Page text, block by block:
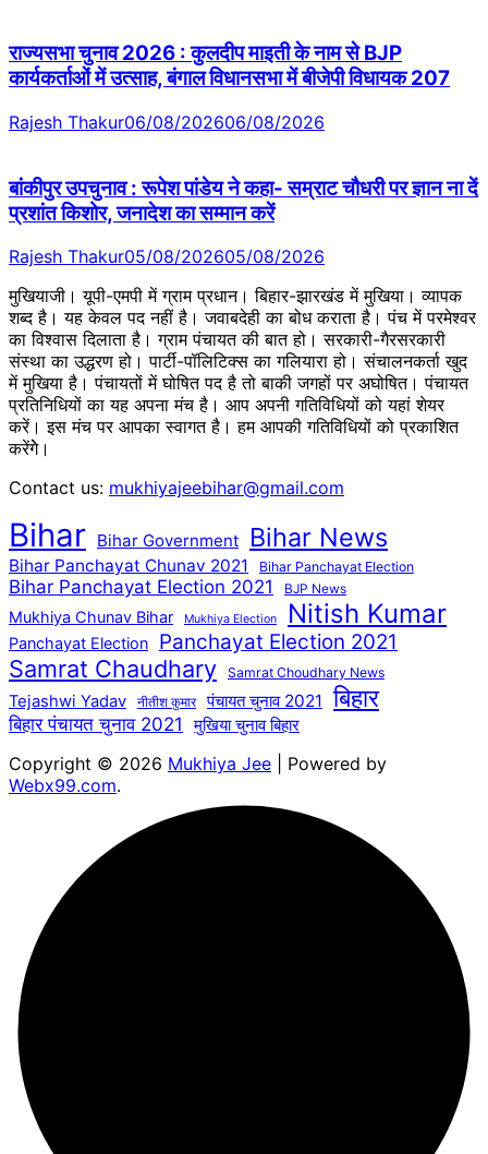
राज्यसभा चुनाव 2026 : कुलदीप माइती के नाम से BJP
कार्यकर्ताओं में उत्साह, बंगाल विधानसभा में बीजेपी विधायक 207
Rajesh Thakur06/08/202606/08/2026
बांकीपुर उपचुनाव : रूपेश पांडेय ने कहा- सम्राट चौधरी पर ज्ञान ना दें
प्रशांत किशोर, जनादेश का सम्मान करें
Rajesh Thakur05/08/202605/08/2026
मुखियाजी। यूपी-एमपी में ग्राम प्रधान। बिहार-झारखंड में मुखिया। व्यापक
शब्द है। यह केवल पद नहीं है। जवाबदेही का बोध कराता है। पंच में परमेश्वर
का विश्वास दिलाता है। ग्राम पंचायत की बात हो। सरकारी-गैरसरकारी
संस्था का उद्धरण हो। पार्टी-पॉलिटिक्स का गलियारा हो। संचालनकर्ता खुद
में मुखिया है। पंचायतों में घोषित पद है तो बाकी जगहों पर अघोषित। पंचायत
प्रतिनिधियों का यह अपना मंच है। आप अपनी गतिविधियों को यहां शेयर
करें। इस मंच पर आपका स्वागत है। हम आपकी गतिविधियों को प्रकाशित
करेंगेे।
Contact us: mukhiyajeebihar@gmail.com
Bihar Bihar Government Bihar News
Bihar Panchayat Chunav 2021 Bihar Panchayat Election
Bihar Panchayat Election 2021 BJP News
Mukhiya Chunav Bihar Mukhiya Election Nitish Kumar
Panchayat Election Panchayat Election 2021
Samrat Chaudhary Samrat Choudhary News
Tejashwi Yadav नीतीश कुमार पंचायत चुनाव 2021 बिहार
बिहार पंचायत चुनाव 2021 मुखिया चुनाव बिहार
Copyright © 2026 Mukhiya Jee | Powered by
Webx99.com.